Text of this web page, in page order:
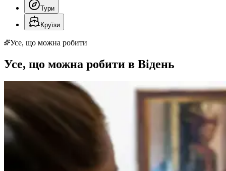
Тури
Круїзи
Усе, що можна робити
Усе, що можна робити в Відень